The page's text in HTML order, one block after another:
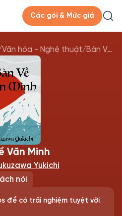
Các gói & Mức giá
Văn hóa - Nghệ thuật/ Bàn Về Văn Minh
nói
Văn Minh
Yukichi
để có trải nghiệm tuyệt vời